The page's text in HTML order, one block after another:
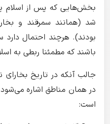
بخش‌هایی که پس از اسلام
شد (همانند سمرقند و
بودند). هرچند احتمال دارد
باشند که مطمئنا ربطی به
جالب آنکه در تاریخ بخارای
در همان مناطق اشاره
است: